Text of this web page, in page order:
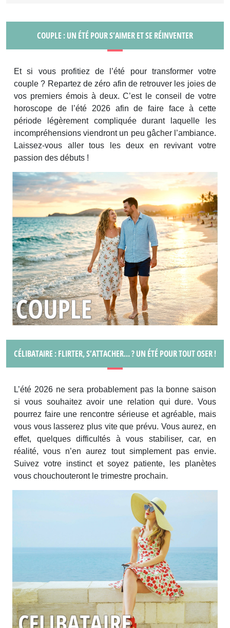
COUPLE : UN ÉTÉ POUR S’AIMER ET SE RÉINVENTER
Et si vous profitiez de l’été pour transformer votre
couple ? Repartez de zéro afin de retrouver les joies de
vos premiers émois à deux. C’est le conseil de votre
horoscope de l’été 2026 afin de faire face à cette
période légèrement compliquée durant laquelle les
incompréhensions viendront un peu gâcher l’ambiance.
Laissez-vous aller tous les deux en revivant votre
passion des débuts !
CÉLIBATAIRE : FLIRTER, S’ATTACHER… ? UN ÉTÉ POUR TOUT OSER !
L’été 2026 ne sera probablement pas la bonne saison
si vous souhaitez avoir une relation qui dure. Vous
pourrez faire une rencontre sérieuse et agréable, mais
vous vous lasserez plus vite que prévu. Vous aurez, en
effet, quelques difficultés à vous stabiliser, car, en
réalité, vous n’en aurez tout simplement pas envie.
Suivez votre instinct et soyez patiente, les planètes
vous chouchouteront le trimestre prochain.